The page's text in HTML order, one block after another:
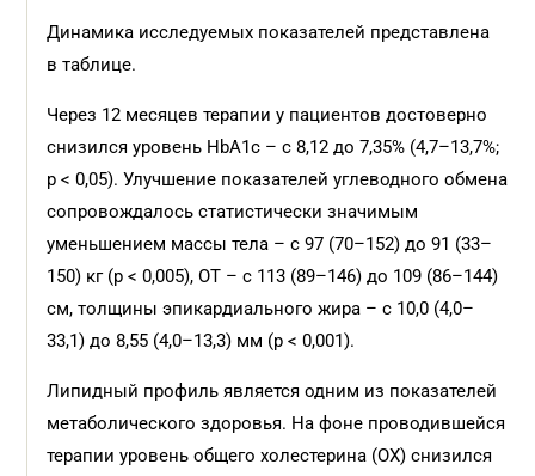
Динамика исследуемых показателей представлена
в таблице.
Через 12 месяцев терапии у пациентов достоверно
снизился уровень HbA1c – с 8,12 до 7,35% (4,7–13,7%;
p < 0,05). Улучшение показателей углеводного обмена
сопровождалось статистически значимым
уменьшением массы тела – с 97 (70–152) до 91 (33–
150) кг (p < 0,005), ОТ – с 113 (89–146) до 109 (86–144)
см, толщины эпикардиального жира – с 10,0 (4,0–
33,1) до 8,55 (4,0–13,3) мм (p < 0,001).
Липидный профиль является одним из показателей
метаболического здоровья. На фоне проводившейся
терапии уровень общего холестерина (ОХ) снизился